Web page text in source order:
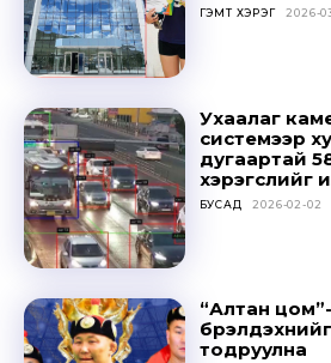
ГЭМТ ХЭРЭГ 2026-
Ухаалаг
системээр
дугаартай
хэрэгслийг
БУСАД 2026-02-02
“Алтан
тодруулна